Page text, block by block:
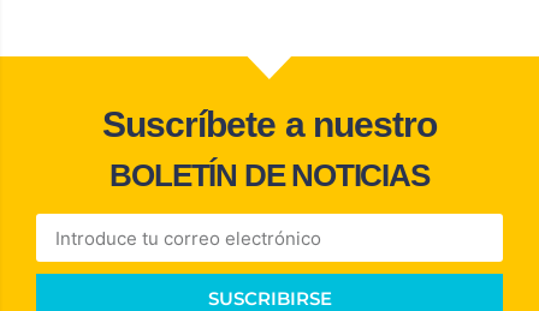
Suscríbete a nuestro
BOLETÍN DE NOTICIAS
SUSCRIBIRSE